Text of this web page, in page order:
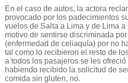
En el caso de autos, la actora
provocado por los padecimientos
vuelos de Salta a Lima y de Lima
motivo de sentirse discriminada
(enfermedad de celiaquía) por no
tal como lo recibieron el resto de
a todos los pasajeros se les
habiendo recibido la solicitud de
comida sin gluten, no.